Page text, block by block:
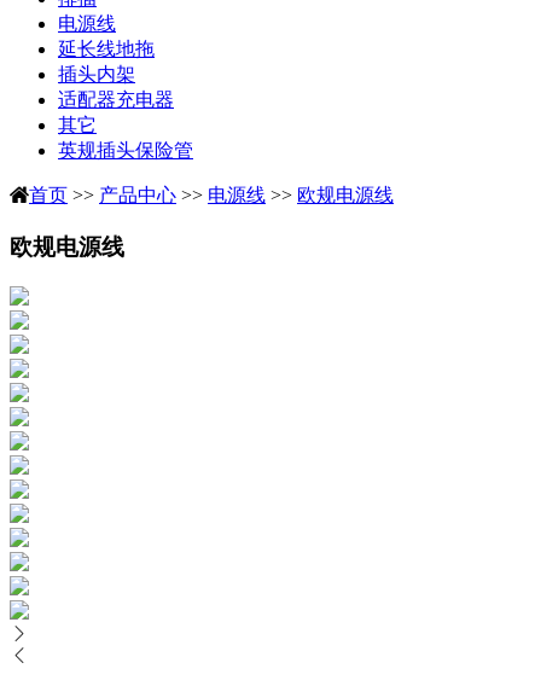
电源线
延长线地拖
插头内架
适配器充电器
其它
英规插头保险管
首页 >> 产品中心 >> 电源线 >> 欧规电源线
欧规电源线